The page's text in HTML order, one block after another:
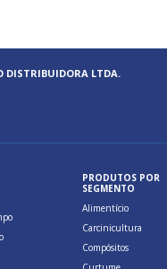
DISTRIBUIDORA LTDA.
PRODUTOS POR
SEGMENTO
Alimentício
Carcinicultura
Compósitos